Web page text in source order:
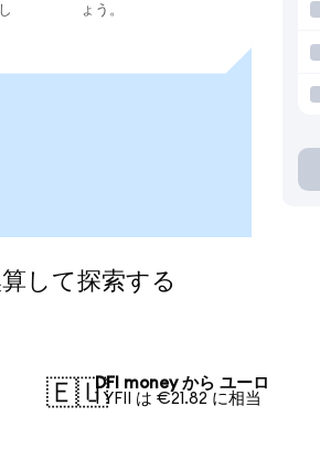
ょう。
して探索する
🇪🇺DFI money から ユーロ
1 YFII は €21.82 に相当